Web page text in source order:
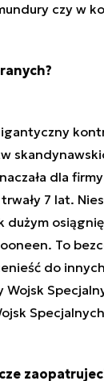
czy w
dla
7 lat.
dużym
To
do
Wojsk